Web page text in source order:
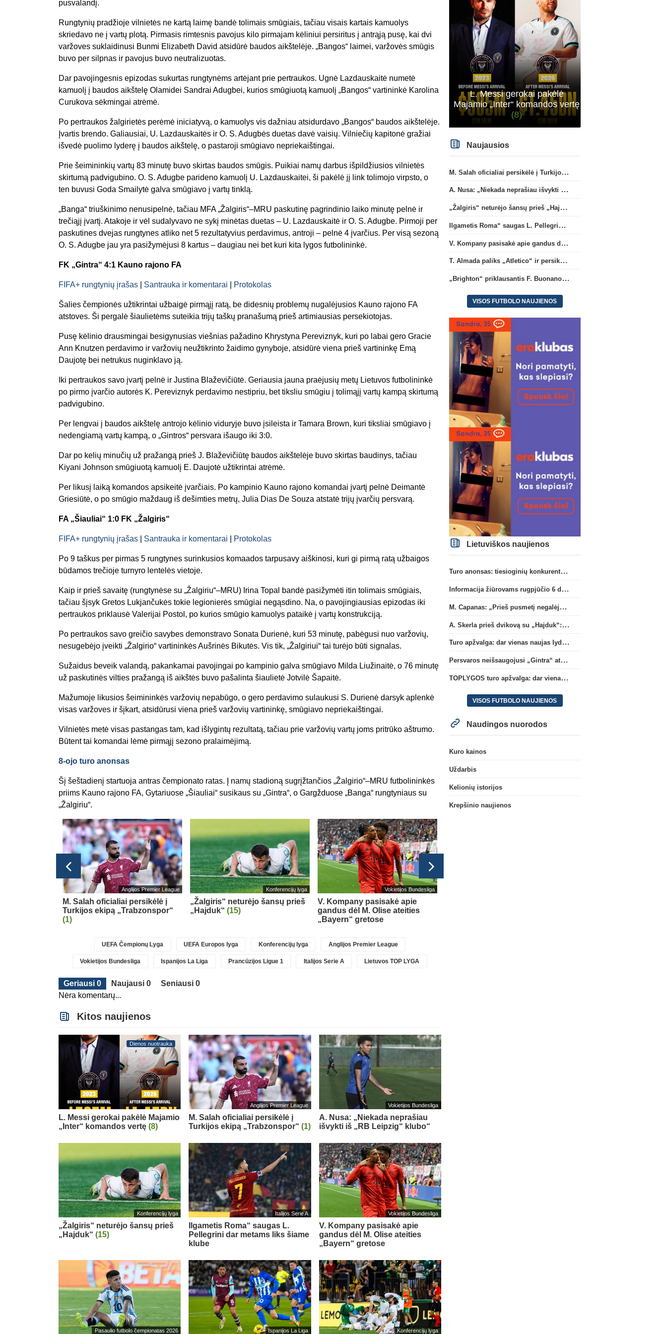
pusvalandį.
Rungtynių pradžioje vilnietės ne kartą laimę bandė tolimais smūgiais, tačiau visais kartais kamuolys
skriedavo ne į vartų plotą. Pirmasis rimtesnis pavojus kilo pirmajam kėliniui persiritus į antrąją pusę, kai dvi
varžoves suklaidinusi Bunmi Elizabeth David atsidūrė baudos aikštelėje. „Bangos“ laimei, varžovės smūgis
buvo per silpnas ir pavojus buvo neutralizuotas.
Dar pavojingesnis epizodas sukurtas rungtynėms artėjant prie pertraukos. Ugnė Lazdauskaitė numetė
kamuolį į baudos aikštelę Olamidei Sandrai Adugbei, kurios smūgiuotą kamuolį „Bangos“ vartininkė Karolina
Curukova sėkmingai atrėmė.
Po pertraukos žalgirietės perėmė iniciatyvą, o kamuolys vis dažniau atsidurdavo „Bangos“ baudos aikštelėje.
Įvartis brendo. Galiausiai, U. Lazdauskaitės ir O. S. Adugbės duetas davė vaisių. Vilniečių kapitonė gražiai
išvedė puolimo lyderę į baudos aikštelę, o pastaroji smūgiavo nepriekaištingai.
Prie šeimininkių vartų 83 minutę buvo skirtas baudos smūgis. Puikiai namų darbus išpildžiusios vilnietės
skirtumą padvigubino. O. S. Adugbe parideno kamuolį U. Lazdauskaitei, ši pakėlė jį link tolimojo virpsto, o
ten buvusi Goda Smailytė galva smūgiavo į vartų tinklą.
„Banga“ triuškinimo nenusipelnė, tačiau MFA „Žalgiris“–MRU paskutinę pagrindinio laiko minutę pelnė ir
trečiąjį įvartį. Atakoje ir vėl sudalyvavo ne sykį minėtas duetas – U. Lazdauskaitė ir O. S. Adugbe. Pirmoji per
paskutines dvejas rungtynes atliko net 5 rezultatyvius perdavimus, antroji – pelnė 4 įvarčius. Per visą sezoną
O. S. Adugbe jau yra pasižymėjusi 8 kartus – daugiau nei bet kuri kita lygos futbolininkė.
FK „Gintra“ 4:1 Kauno rajono FA
FIFA+ rungtynių įrašas Santrauka ir komentarai Protokolas
Šalies čempionės užtikrintai užbaigė pirmąjį ratą, be didesnių problemų nugalėjusios Kauno rajono FA
atstoves. Ši pergalė šiaulietėms suteikia trijų taškų pranašumą prieš artimiausias persekiotojas.
Pusę kėlinio drausmingai besigynusias viešnias pažadino Khrystyna Pereviznyk, kuri po labai gero Gracie
Ann Knutzen perdavimo ir varžovių neužtikrinto žaidimo gynyboje, atsidūrė viena prieš vartininkę Emą
Daujotę bei netrukus nuginklavo ją.
Iki pertraukos savo įvartį pelnė ir Justina Blaževičiūtė. Geriausia jauna praėjusių metų Lietuvos futbolininkė
po pirmo įvarčio autorės K. Pereviznyk perdavimo nestipriu, bet tiksliu smūgiu į tolimąjį vartų kampą skirtumą
padvigubino.
Per lengvai į baudos aikštelę antrojo kėlinio viduryje buvo įsileista ir Tamara Brown, kuri tiksliai smūgiavo į
nedengiamą vartų kampą, o „Gintros“ persvara išaugo iki 3:0.
Dar po kelių minučių už pražangą prieš J. Blaževičiūtę baudos aikštelėje buvo skirtas baudinys, tačiau
Kiyani Johnson smūgiuotą kamuolį E. Daujotė užtikrintai atrėmė.
Per likusį laiką komandos apsikeitė įvarčiais. Po kampinio Kauno rajono komandai įvartį pelnė Deimantė
Griesiūtė, o po smūgio maždaug iš dešimties metrų, Julia Dias De Souza atstatė trijų įvarčių persvarą.
FA „Šiauliai“ 1:0 FK „Žalgiris“
FIFA+ rungtynių įrašas Santrauka ir komentarai Protokolas
Po 9 taškus per pirmas 5 rungtynes surinkusios komaados tarpusavy aiškinosi, kuri gi pirmą ratą užbaigos
būdamos trečioje turnyro lentelės vietoje.
Kaip ir prieš savaitę (rungtynėse su „Žalgiriu“–MRU) Irina Topal bandė pasižymėti itin tolimais smūgiais,
tačiau šįsyk Gretos Lukjančukės tokie legionierės smūgiai negąsdino. Na, o pavojingiausias epizodas iki
pertraukos priklausė Valerijai Postol, po kurios smūgio kamuolys pataikė į vartų konstrukciją.
Po pertraukos savo greičio savybes demonstravo Sonata Durienė, kuri 53 minutę, pabėgusi nuo varžovių,
nesugebėjo įveikti „Žalgirio“ vartininkės Aušrinės Bikutės. Vis tik, „Žalgiriui“ tai turėjo būti signalas.
Sužaidus beveik valandą, pakankamai pavojingai po kampinio galva smūgiavo Milda Liužinaitė, o 76 minutę
už paskutinės vilties pražangą iš aikštės buvo pašalinta šiaulietė Jotvilė Šapaitė.
Mažumoje likusios šeimininkės varžovių nepabūgo, o gero perdavimo sulaukusi S. Durienė darsyk aplenkė
visas varžoves ir šįkart, atsidūrusi viena prieš varžovių vartininkę, smūgiavo nepriekaištingai.
Vilnietės metė visas pastangas tam, kad išlygintų rezultatą, tačiau prie varžovių vartų joms pritrūko aštrumo.
Būtent tai komandai lėmė pirmąjį sezono pralaimėjimą.
8-ojo turo anonsas
Šį šeštadienį startuoja antras čempionato ratas. Į namų stadioną sugrįžtančios „Žalgirio“–MRU futbolininkės
priims Kauno rajono FA, Gytariuose „Šiauliai“ susikaus su „Gintra“, o Gargžduose „Banga“ rungtyniaus su
„Žalgiriu“.
Anglijos Premier League
M. Salah oficialiai persikėlė į
Turkijos ekipą „Trabzonspor“
(1)
Konferencijų lyga
„Žalgiris“ neturėjo šansų prieš
„Hajduk“ (15)
Vokietijos Bundesliga
V. Kompany pasisakė apie
gandus dėl M. Olise ateities
„Bayern“ gretose
UEFA Čempionų Lyga UEFA Europos lyga Konferencijų lyga Anglijos Premier League
Vokietijos Bundesliga Ispanijos La Liga Prancūzijos Ligue 1 Italijos Serie A Lietuvos TOP LYGA
Geriausi 0 Naujausi 0
Seniausi 0
Nėra komentarų...
Kitos naujienos
Dienos nuotrauka
L. Messi gerokai pakėlė Majamio
„Inter“ komandos vertę (8)
Anglijos Premier League
M. Salah oficialiai persikėlė į
Turkijos ekipą „Trabzonspor“(1)
Vokietijos Bundesliga
A. Nusa: „Niekada neprašiau
išvykti iš „RB Leipzig“ klubo“
Konferencijų lyga
„Žalgiris“ neturėjo šansų prieš
„Hajduk“ (15)
Italijos Serie A
Ilgametis Roma“ saugas L.
Pellegrini dar metams liks šiame
klube
Vokietijos Bundesliga
V. Kompany pasisakė apie
gandus dėl M. Olise ateities
„Bayern“ gretose
Pasaulio futbolo čempionatas 2026 Ispanijos La Liga Konferencijų lyga
L. Messi gerokai pakėlė
Majamio „Inter“ komandos vertę
(8)
Naujausios
M. Salah oficialiai persikėlė į Turkijos ekipą „Trabzonspor“
A. Nusa: „Niekada neprašiau išvykti iš „RB Leipzig“ klubo“
„Žalgiris“ neturėjo šansų prieš „Hajduk“
Ilgametis Roma“ saugas L. Pellegrini dar metams liks šiame klube
V. Kompany pasisakė apie gandus dėl M. Olise ateities „Bayern“ gretose
T. Almada paliks „Atletico“ ir persikels į legendinę Argentinos ekipą
„Brighton“ priklausantis F. Buonanotte karjerą pratęs Ispanijoje
VISOS FUTBOLO NAUJIENOS
Lietuviškos naujienos
Turo anonsas: tiesioginių konkurentų dvikova Gargžduose
Informacija žiūrovams rugpjūčio 6 d. UEFA rungtynėms
M. Capanas: „Prieš pusmetį negalėjau net įsivaizduoti, kad žaisime prieš „Hajduk“
A. Skerla prieš dvikovą su „Hajduk“: „Tai kito kalibro komanda“
Turo apžvalga: dar vienas naujas lyderis
Persvaros neišsaugojusi „Gintra“ atrankos pusfinalyje nusileido Škotijos čempionėms
TOPLYGOS turo apžvalga: dar vienas naujas lyderis
VISOS FUTBOLO NAUJIENOS
Naudingos nuorodos
Kuro kainos
Uždarbis
Kelionių istorijos
Krepšinio naujienos